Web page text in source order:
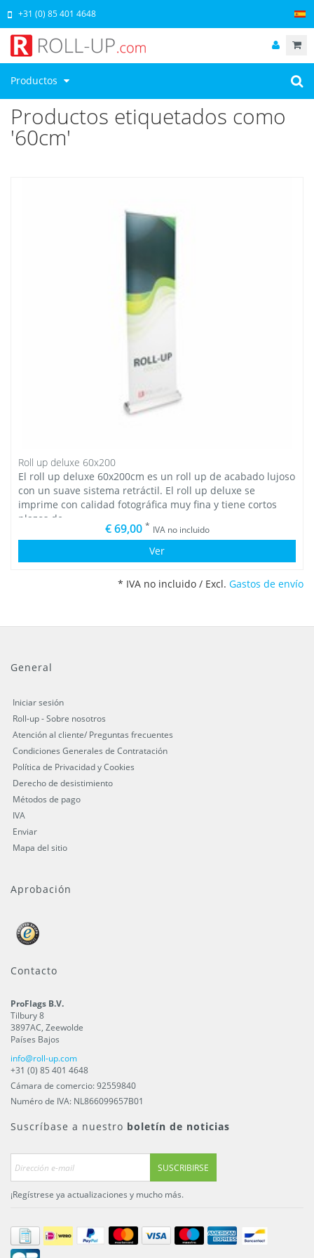
Productos
+31 (0) 85 401 4648
Productos etiquetados como
'60cm'
Roll up deluxe 60x200
El roll up deluxe 60x200cm es un roll up de acabado lujoso
con un suave sistema retráctil. El roll up deluxe se
imprime con calidad fotográfica muy fina y tiene cortos
plazos de
€ 69,00 * IVA no incluido
Ver
* IVA no incluido / Excl. Gastos de envío
General
Iniciar sesión
Roll-up - Sobre nosotros
Atención al cliente/ Preguntas frecuentes
Condiciones Generales de Contratación
Política de Privacidad y Cookies
Derecho de desistimiento
Métodos de pago
IVA
Enviar
Mapa del sitio
Aprobación
Contacto
ProFlags B.V.
Tilbury 8
3897AC, Zeewolde
Países Bajos
info@roll-up.com
+31 (0) 85 401 4648
Cámara de comercio: 92559840
Numéro de IVA: NL866099657B01
Suscríbase a nuestro boletín de noticias
SUSCRIBIRSE
¡Regístrese ya actualizaciones y mucho más.